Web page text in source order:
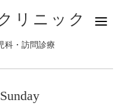
リニック
科・訪問診療